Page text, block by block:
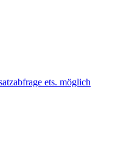
ets. möglich